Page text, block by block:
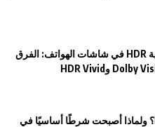
دليلك الشامل لتقنية HDR في شاشات الهواتف: الفرق
ما هي تقنية LTPO؟ ولماذا أصبحت شرطًا أساسيًا في